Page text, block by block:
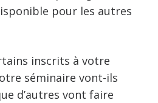
pour les autres
inscrits à votre
séminaire vont-ils
d’autres vont faire